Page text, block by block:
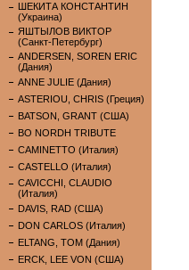
ШЕКИТА КОНСТАНТИН
(Украина)
ЯШТЫЛОВ ВИКТОР
(Санкт-Петербург)
ANDERSEN, SOREN ERIC
(Дания)
ANNE JULIE (Дания)
ASTERIOU, CHRIS (Греция)
BATSON, GRANT (США)
BO NORDH TRIBUTE
CAMINETTO (Италия)
CASTELLO (Италия)
CAVICCHI, CLAUDIO
(Италия)
DAVIS, RAD (США)
DON CARLOS (Италия)
ELTANG, TOM (Дания)
ERCK, LEE VON (США)